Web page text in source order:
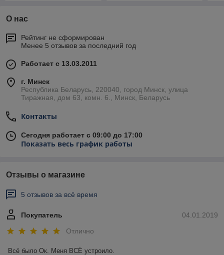
О нас
Рейтинг не сформирован
Менее 5 отзывов за последний год
Работает с 13.03.2011
г. Минск
Республика Беларусь, 220040, город Минск, улица
Тиражная, дом 63, комн. 6., Минск, Беларусь
Контакты
Сегодня работает с 09:00 до 17:00
Показать весь график работы
Отзывы о магазине
5 отзывов за всё время
04.01.2019
Покупатель
Отлично
Всё было Ок. Меня ВСЁ устроило.